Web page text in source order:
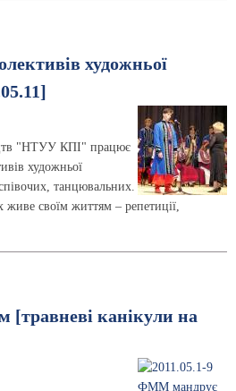
художньої
"НТУУ КПІ" працює
художньої
танцювальних.
своїм життям – репетиції,
канікули на